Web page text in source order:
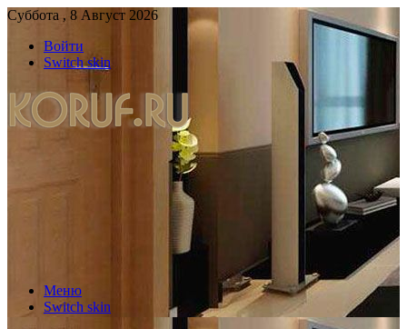
Суббота , 8 Август 2026
Войти
Switch skin
Меню
Switch skin